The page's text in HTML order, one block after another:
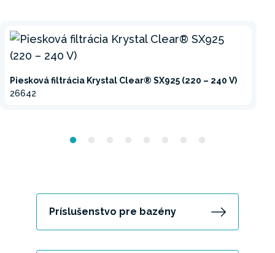
Piesková filtrácia Krystal Clear® SX925 (220 – 240 V)
26642
Príslušenstvo pre bazény